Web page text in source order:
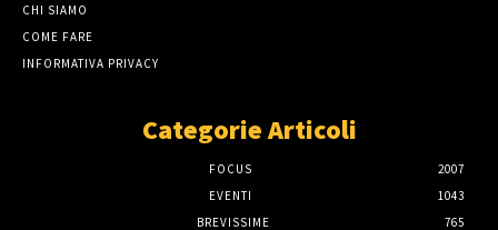
CHI SIAMO
COME FARE
INFORMATIVA PRIVACY
Categorie Articoli
FOCUS
2007
EVENTI
1043
BREVISSIME
765